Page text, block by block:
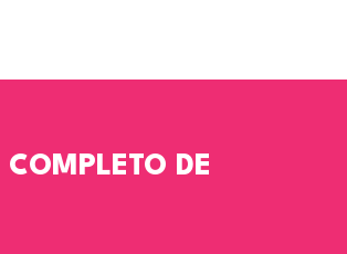
COMPLETO DE